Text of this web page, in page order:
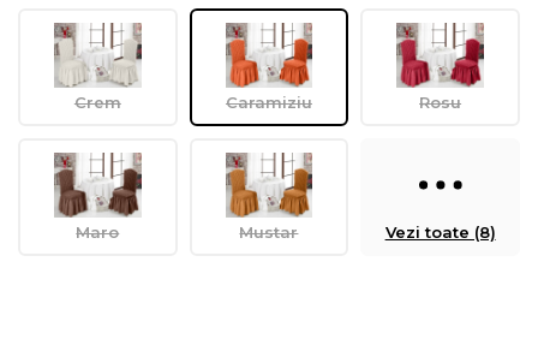
Crem Caramiziu Rosu
Maro Mustar Vezi toate (8)